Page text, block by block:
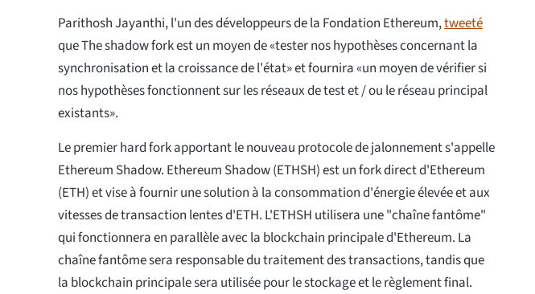
Parithosh Jayanthi, l'un des développeurs de la Fondation Ethereum,tweeté
que The shadow fork est un moyen de «tester nos hypothèses concernant la
synchronisation et la croissance de l'état» et fournira «un moyen de vérifier si
nos hypothèses fonctionnent sur les réseaux de test et / ou le réseau principal
existants».
Le premier hard fork apportant le nouveau protocole de jalonnement s'appelle
Ethereum Shadow. Ethereum Shadow (ETHSH) est un fork direct d'Ethereum
(ETH) et vise à fournir une solution à la consommation d'énergie élevée et aux
vitesses de transaction lentes d'ETH. L'ETHSH utilisera une "chaîne fantôme"
qui fonctionnera en parallèle avec la blockchain principale d'Ethereum. La
chaîne fantôme sera responsable du traitement des transactions, tandis que
la blockchain principale sera utilisée pour le stockage et le règlement final.